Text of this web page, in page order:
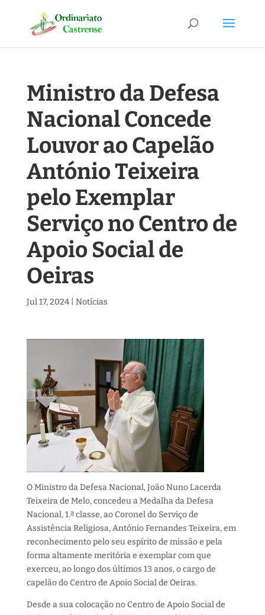
Ministro da Defesa
Nacional Concede
Louvor ao Capelão
António Teixeira
pelo Exemplar
Serviço no Centro de
Apoio Social de
Oeiras
Jul 17, 2024| Notícias
O Ministro da Defesa Nacional, João Nuno Lacerda
Teixeira de Melo, concedeu a Medalha da Defesa
Nacional, 1.ª classe, ao Coronel do Serviço de
Assistência Religiosa, António Fernandes Teixeira,em
reconhecimento pelo seu espírito de missão e pela
forma altamente meritória e exemplar com que
exerceu, ao longo dos últimos 13 anos, o cargo de
capelão do Centro de Apoio Social de Oeiras.
Desde a sua colocação no Centro de Apoio Social de